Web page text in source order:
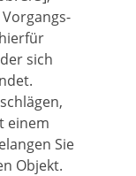
sich
einem
Sie
Objekt.